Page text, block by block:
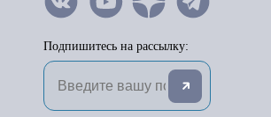
Подпишитесь на рассылку: